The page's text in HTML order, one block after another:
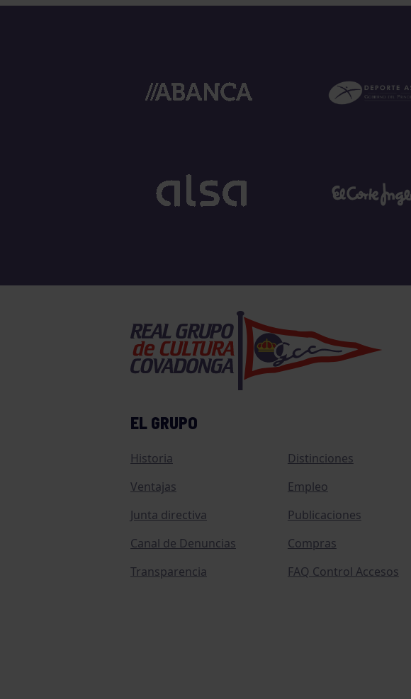
EL GRUPO
Historia
Distinciones
Ventajas
Empleo
Junta directiva
Publicaciones
Canal de Denuncias
Compras
Transparencia
FAQ Control Accesos